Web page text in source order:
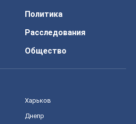
Политика
Расследования
Общество
Харьков
Днепр